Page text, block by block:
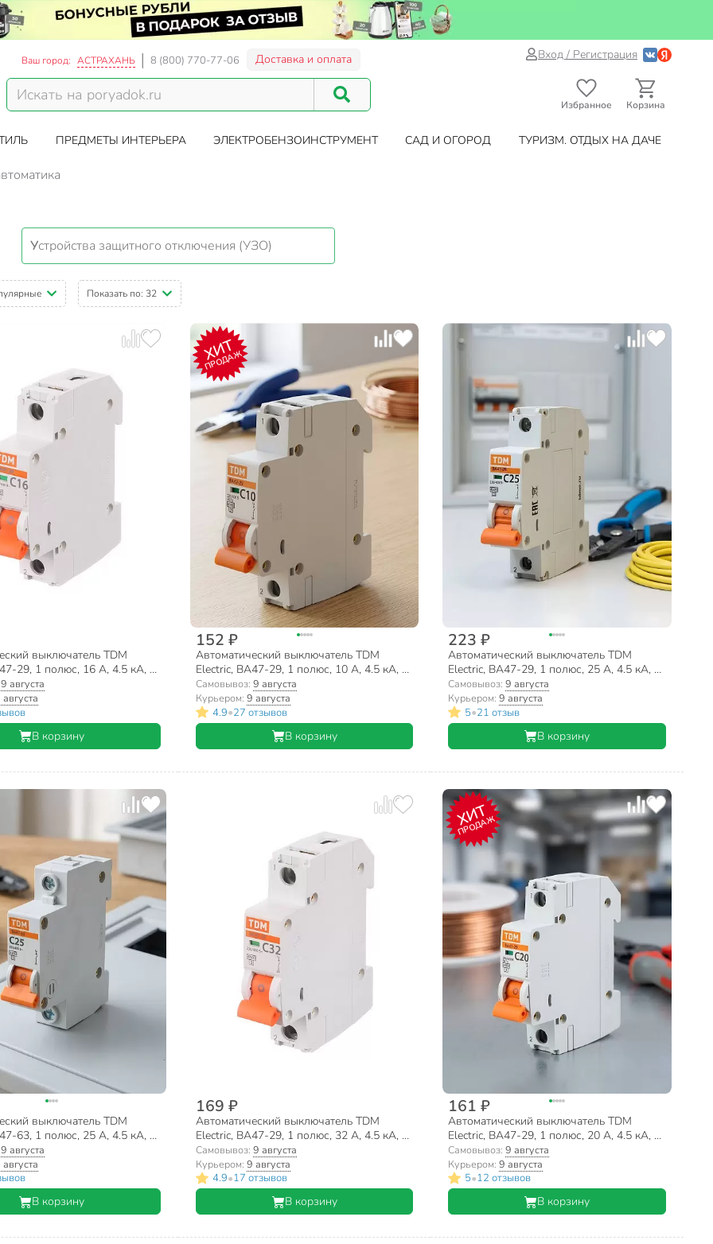
Ваш город: АСТРАХАНЬ 8 (800) 770-77-06 Доставка и оплата Вход / Регистрация
Избранное Корзина
ПРЕДМЕТЫ ИНТЕРЬЕРА ЭЛЕКТРОБЕНЗОИНСТРУМЕНТ САД И ОГОРОД ТУРИЗМ. ОТДЫХ НА ДАЧЕ
Устройства защитного отключения (УЗО)
Показать по: 32
выключатель TDM
29, 1 полюс, 16 А, 4.5 кА, С,
0074
9 августа
В корзину
ХИТ
ПРОДАЖ
152 ₽
Автоматический выключатель TDM
Electric, ВА47-29, 1 полюс, 10 А, 4.5 кА, С,
230/400 В, SQ0206-0072
Самовывоз: 9 августа
Курьером: 9 августа
4.9•27 отзывов
В корзину
223 ₽
Автоматический выключатель TDM
Electric, ВА47-29, 1 полюс, 25 А, 4.5 кА, С,
230/400 В, SQ0206-0076
Самовывоз:9 августа
Курьером:9 августа
5•21 отзыв
В корзину
выключатель TDM
63, 1 полюс, 25 А, 4.5 кА, С,
9 августа
В корзину
169 ₽
Автоматический выключатель TDM
Electric, ВА47-29, 1 полюс, 32 А, 4.5 кА, С,
230/400 В, SQ0206-0077
Самовывоз: 9 августа
Курьером: 9 августа
4.9•17 отзывов
В корзину
ХИТ
ПРОДАЖ
161 ₽
Автоматический выключатель TDM
Electric, ВА47-29, 1 полюс, 20 А, 4.5 кА, С,
230/400 В, SQ0206-0075
Самовывоз:9 августа
Курьером:9 августа
5•12 отзывов
В корзину